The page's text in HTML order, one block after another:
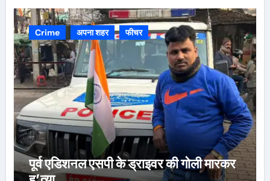
Crime अपना शहर फीचर
पूर्व एडिशनल एसपी के ड्राइवर की गोली मारकर